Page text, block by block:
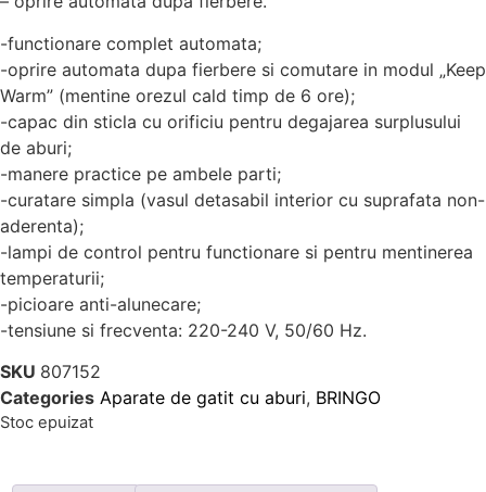
-functionare complet automata;
-oprire automata dupa fierbere si comutare in modul „Keep
Warm” (mentine orezul cald timp de 6 ore);
-capac din sticla cu orificiu pentru degajarea surplusului
de aburi;
-manere practice pe ambele parti;
-curatare simpla (vasul detasabil interior cu suprafata non-
aderenta);
-lampi de control pentru functionare si pentru mentinerea
temperaturii;
-picioare anti-alunecare;
-tensiune si frecventa: 220-240 V, 50/60 Hz.
SKU 807152
Categories Aparate de gatit cu aburi, BRINGO
Stoc epuizat